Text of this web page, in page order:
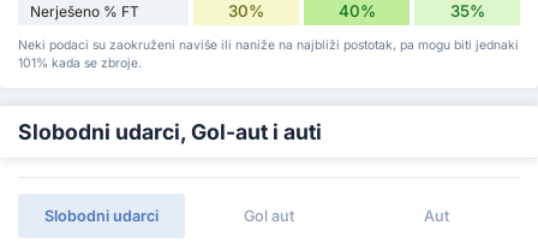
Nerješeno % FT 30% 40% 35%
Neki podaci su zaokruženi naviše ili naniže na najbliži postotak, pa mogu biti jednaki
101% kada se zbroje.
Slobodni udarci, Gol-aut i auti
Slobodni udarci Gol aut Aut